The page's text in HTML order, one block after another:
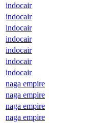
indocair
indocair
indocair
indocair
indocair
indocair
indocair
naga empire
naga empire
naga empire
naga empire